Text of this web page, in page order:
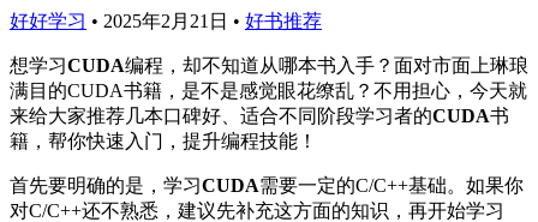
好好学习 • 2025年2月21日 • 好书推荐
想学习CUDA编程，却不知道从哪本书入手？面对市面上琳琅
满目的CUDA书籍，是不是感觉眼花缭乱？不用担心，今天就
来给大家推荐几本口碑好、适合不同阶段学习者的CUDA书
籍，帮你快速入门，提升编程技能！
首先要明确的是，学习CUDA需要一定的C/C++基础。如果你
对C/C++还不熟悉，建议先补充这方面的知识，再开始学习